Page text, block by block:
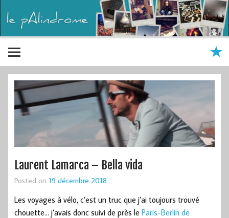
Laurent Lamarca – Bella vida
Posted on 19 décembre 2018
Les voyages à vélo, c’est un truc que j’ai toujours trouvé
chouette… j’avais donc suivi de près le Paris-Berlin de